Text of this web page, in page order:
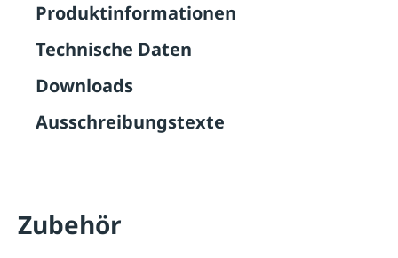
Produktinformationen
Technische Daten
Downloads
Ausschreibungstexte
Zubehör